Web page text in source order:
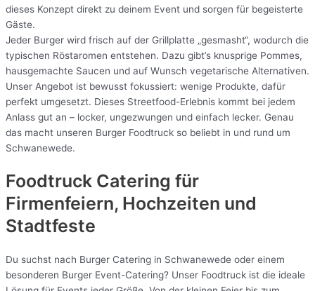
dieses Konzept direkt zu deinem Event und sorgen für begeisterte
Gäste.
Jeder Burger wird frisch auf der Grillplatte „gesmasht“, wodurch die
typischen Röstaromen entstehen. Dazu gibt’s knusprige Pommes,
hausgemachte Saucen und auf Wunsch vegetarische Alternativen.
Unser Angebot ist bewusst fokussiert: wenige Produkte, dafür
perfekt umgesetzt. Dieses Streetfood-Erlebnis kommt bei jedem
Anlass gut an – locker, ungezwungen und einfach lecker. Genau
das macht unseren Burger Foodtruck so beliebt in und rund um
Schwanewede.
Foodtruck Catering für
Firmenfeiern, Hochzeiten und
Stadtfeste
Du suchst nach Burger Catering in Schwanewede oder einem
besonderen Burger Event-Catering? Unser Foodtruck ist die ideale